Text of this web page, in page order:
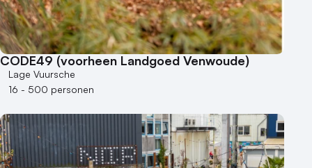
CODE49 (voorheen Landgoed Venwoude)
Lage Vuursche
16 - 500 personen